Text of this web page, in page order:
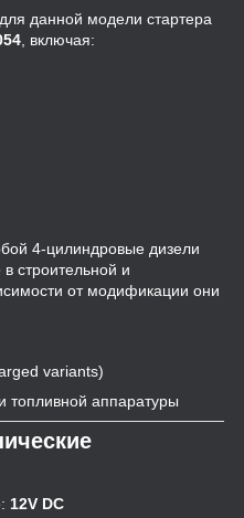
данной модели стартера
, включая:
4-цилиндровые дизели
строительной и
от модификации они
variants)
топливной аппаратуры
12V DC